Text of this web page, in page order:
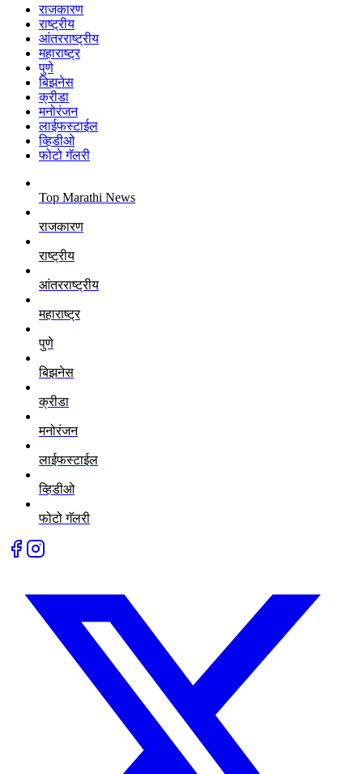
राजकारण
राष्ट्रीय
आंतरराष्ट्रीय
महाराष्ट्र
पुणे
बिझनेस
क्रीडा
मनोरंजन
लाईफस्टाईल
व्हिडीओ
फोटो गॅलरी
Top Marathi News
राजकारण
राष्ट्रीय
आंतरराष्ट्रीय
महाराष्ट्र
पुणे
बिझनेस
क्रीडा
मनोरंजन
लाईफस्टाईल
व्हिडीओ
फोटो गॅलरी